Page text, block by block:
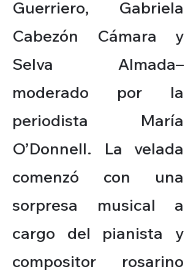
Guerriero, Gabriela
Cabezón Cámara y
Selva Almada–
moderado por la
periodista María
O’Donnell. La velada
comenzó con una
sorpresa musical a
cargo del pianista y
compositor rosarino